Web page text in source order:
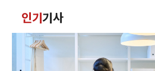
글
인기기사